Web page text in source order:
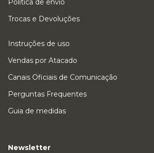
Política de envio
Trocas e Devoluções
Instruções de uso
Vendas por Atacado
Canais Oficiais de Comunicação
Perguntas Frequentes
Guia de medidas
Newsletter